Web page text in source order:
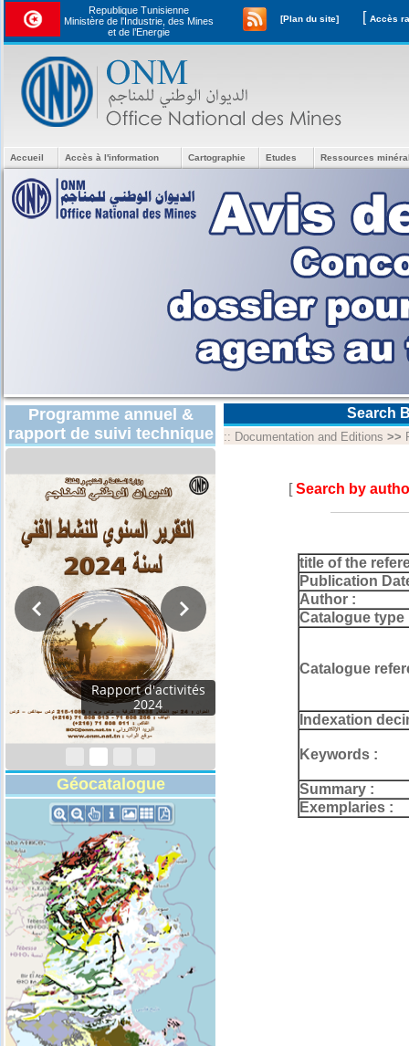
Republique Tunisienne
Ministère de l'Industrie, des Mines
et de l’Energie
[Plan du site] [
Accueil Accès à l'information Cartographie Etudes Ressources
Programme annuel &
rapport de suivi technique
Rapport d'activités
2024
Géocatalogue
Search
:: Documentation and Editions >>
[Search by
title of the
Publication
Author :
Catalogue type
Catalogue
Indexation
Keywords :
Summary :
Exemplaries :